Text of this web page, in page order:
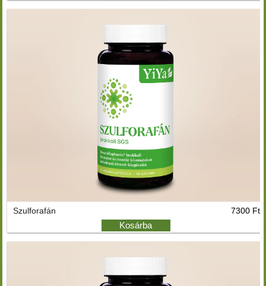
Szulforafán 7300 Ft
Kosárba